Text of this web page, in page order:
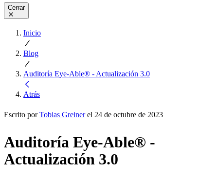
Cerrar
Inicio
Blog
Auditoría Eye-Able® - Actualización 3.0
Atrás
Escrito porTobias Greinerel 24 de octubre de 2023
Auditoría Eye-Able® -
Actualización 3.0